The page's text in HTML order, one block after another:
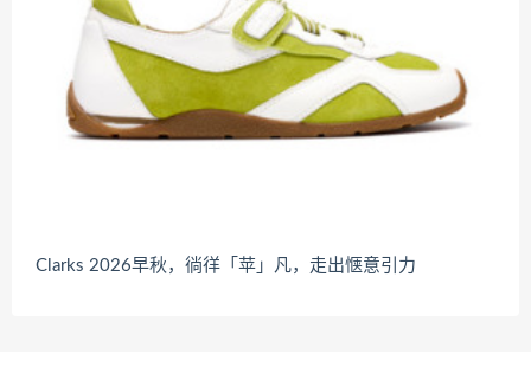
Clarks 2026早秋，徜徉「苹」凡，走出惬意引力